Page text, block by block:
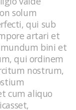
solum
qui sub
artari et
bini et
qui ordinem
nostrum,
cum aliquo